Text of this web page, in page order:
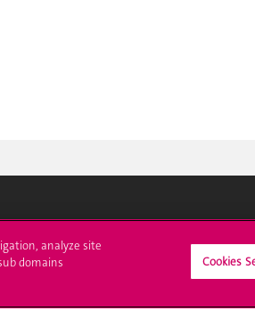
analyze site
domains
Cookies